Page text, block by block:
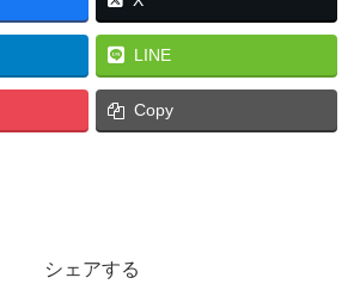
LINE
Copy
シェアする